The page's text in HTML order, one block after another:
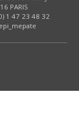
PARIS
1 47 23 48 32